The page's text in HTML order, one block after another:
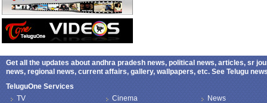
Get all the updates about andhra pradesh news, political news, articles, sr
news, regional news, current affairs, gallery, wallpapers, etc. See Telugu
TeluguOne Services
TV
Cinema
News